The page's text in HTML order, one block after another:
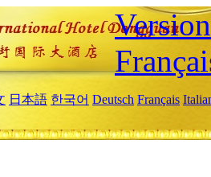
日本語 한국어 Deutsch Français